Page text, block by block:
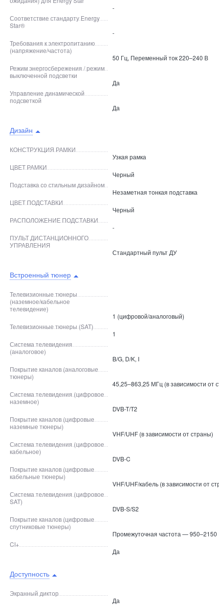
-
Соответствие стандарту Energy
Star®
-
Требования к электропитанию
(напряжение/частота)
50 Гц, Переменный ток 220–240 В
Режим энергосбережения / режим
выключенной подсветки
Да
Управление динамической
подсветкой
Да
Дизайн
КОНСТРУКЦИЯ РАМКИ
Узкая рамка
ЦВЕТ РАМКИ
Черный
Подставка со стильным дизайном
Незаметная тонкая подставка
ЦВЕТ ПОДСТАВКИ
Черный
РАСПОЛОЖЕНИЕ ПОДСТАВКИ
-
ПУЛЬТ ДИСТАНЦИОННОГО
УПРАВЛЕНИЯ
Стандартный пульт ДУ
Встроенный тюнер
Телевизионные тюнеры
(наземное/кабельное
телевидение)
1 (цифровой/аналоговый)
Телевизионные тюнеры (SAT)
1
Система телевидения
(аналоговое)
B/G, D/K, I
Покрытие каналов (аналоговые
тюнеры)
45,25–863,25 МГц (в зависимости от
Система телевидения (цифровое
наземное)
DVB-T/T2
Покрытие каналов (цифровые
наземные тюнеры)
VHF/UHF (в зависимости от страны)
Система телевидения (цифровое
кабельное)
DVB-C
Покрытие каналов (цифровые
кабельные тюнеры)
VHF/UHF/кабель (в зависимости от
Система телевидения (цифровое
SAT)
DVB-S/S2
Покрытие каналов (цифровые
спутниковые тюнеры)
Промежуточная частота —
CI+
Да
Доступность
Экранный диктор
Да